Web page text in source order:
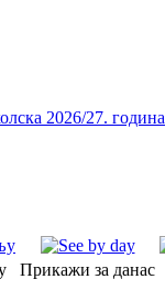
2026/27. година
Прикажи за данас